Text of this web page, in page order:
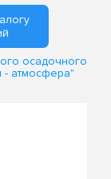
осадочного
- атмосфера"